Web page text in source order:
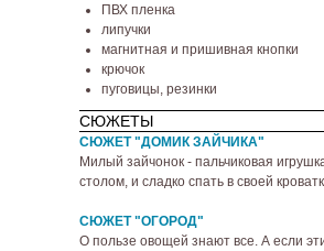
ПВХ пленка
липучки
магнитная и пришивная кнопки
крючок
пуговицы, резинки
СЮЖЕТЫ
СЮЖЕТ "ДОМИК ЗАЙЧИКА"
Милый зайчонок - пальчиковая
столом, и сладко спать в своей
СЮЖЕТ "ОГОРОД"
О пользе овощей знают все. А если